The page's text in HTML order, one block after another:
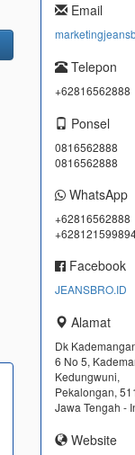
Email
Telepon
+62816562888
Ponsel
0816562888
0816562888
WhatsApp
+62816562888
Facebook
JEANSBRO.ID
Alamat
Dk
6 No 5,
Kedungwuni,
Pekalongan,
Jawa Tengah -
Website